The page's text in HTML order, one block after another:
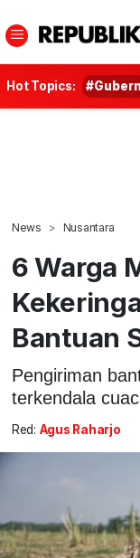
Hot Topics:
News Nusantara
6 Warga
Bantuan
Pengiriman
terkendala
Red: Agus Raharjo